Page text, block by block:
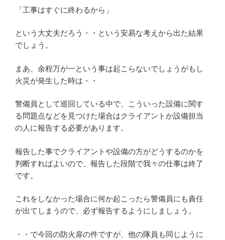
「工事はすぐに終わるから」
という大丈夫だろう・・という安易な考えから出た結果
でしょう。
まあ、余程万が一という事は起こらないでしょうがもし
火災が発生した時は・・
警備員として巡回している中で、こういった設備に関す
る問題点などを見つけた場合はクライアントか設備担当
の人に報告する必要があります。
報告した事でクライアントや設備の方がどうするのかを
判断すればよいので、報告した段階で我々の仕事は終了
です。
これをしなかった場合に何か起こったら警備員にも責任
が出てしまうので、必ず報告するようにしましょう。
・・で今回の防火扉の件ですが、他の隊員も同じように